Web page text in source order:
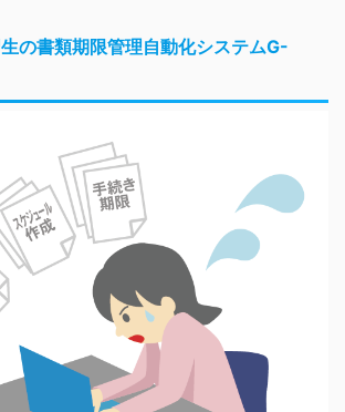
の書類期限管理自動化システムG-